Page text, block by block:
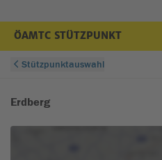
ÖAMTC STÜTZPUNKT